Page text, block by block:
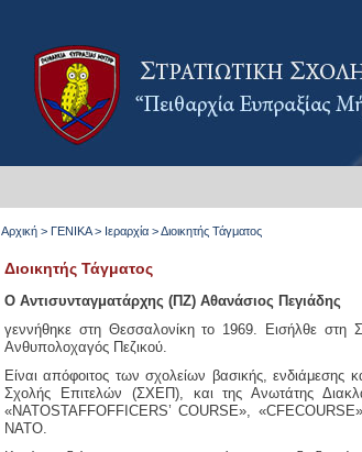
Αρχική > ΓΕΝΙΚΑ> Ιεραρχία >Διοικητής Τάγματος
Διοικητής Τάγματος
Ο Αντισυνταγματάρχης (ΠΖ) Αθανάσιος Πεγιάδης
γεννήθηκε στη Θεσσαλονίκη το 1969. Εισήλθε στη
Ανθυπολοχαγός Πεζικού.
Είναι απόφοιτος των σχολείων βασικής,
Σχολής Επιτελών (ΣΧΕΠ), και της Ανωτάτης
«NATOSTAFFOFFICERS’COURSE», «CFECOURSE
NATO.